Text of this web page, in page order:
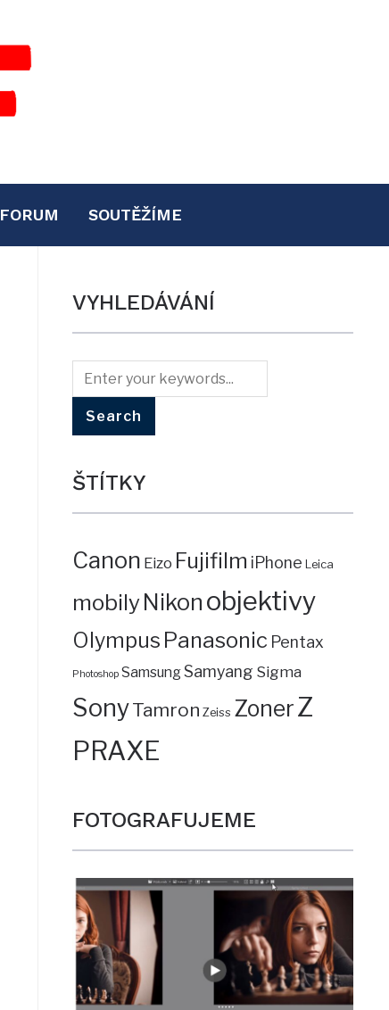
FORUM SOUTĚŽÍME
VYHLEDÁVÁNÍ
ŠTÍTKY
Canon Eizo Fujifilm iPhone Leica
mobilyNikon objektivy
Olympus Panasonic Pentax
Photoshop SamsungSamyang Sigma
SonyTamron Zeiss ZonerZ
PRAXE
FOTOGRAFUJEME